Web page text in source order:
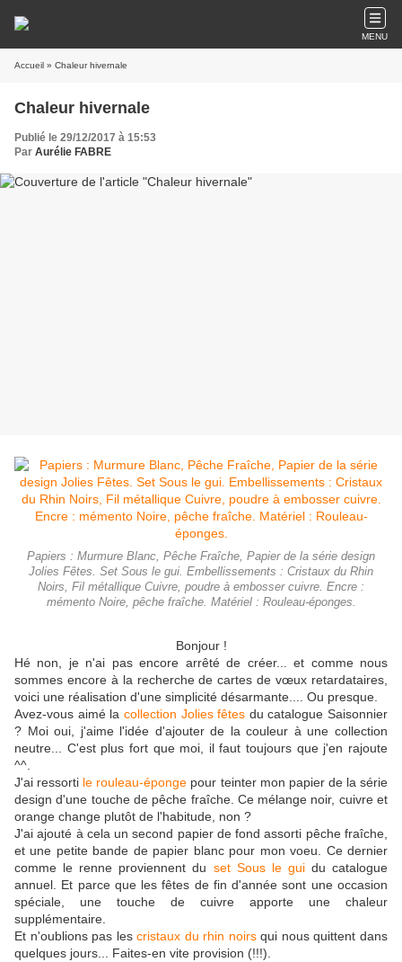
MENU
Accueil » Chaleur hivernale
Chaleur hivernale
Publié le 29/12/2017 à 15:53
Par Aurélie FABRE
Papiers : Murmure Blanc, Pêche Fraîche, Papier de la série design
Jolies Fêtes. Set Sous le gui. Embellissements : Cristaux du Rhin
Noirs, Fil métallique Cuivre, poudre à embosser cuivre. Encre :
mémento Noire, pêche fraîche. Matériel : Rouleau-éponges.
Bonjour !
Hé non, je n'ai pas encore arrêté de créer... et comme nous
sommes encore à la recherche de cartes de vœux retardataires,
voici une réalisation d'une simplicité désarmante.... Ou presque.
Avez-vous aimé la collection Jolies fêtes du catalogue Saisonnier
? Moi oui, j'aime l'idée d'ajouter de la couleur à une collection
neutre... C'est plus fort que moi, il faut toujours que j'en rajoute
^^.
J'ai ressorti le rouleau-éponge pour teinter mon papier de la série
design d'une touche de pêche fraîche. Ce mélange noir, cuivre et
orange change plutôt de l'habitude, non ?
J'ai ajouté à cela un second papier de fond assorti pêche fraîche,
et une petite bande de papier blanc pour mon voeu. Ce dernier
comme le renne proviennent du set Sous le guidu catalogue
annuel. Et parce que les fêtes de fin d'année sont une occasion
spéciale, une touche de cuivre apporte une chaleur
supplémentaire.
Et n'oublions pas lescristaux du rhin noirsqui nous quittent dans
quelques jours... Faites-en vite provision (!!!).